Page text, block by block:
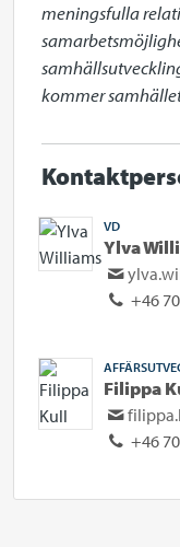
meningsfulla
kommer
VD
Ylva
+46
Filippa
+46